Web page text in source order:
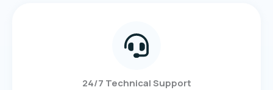
24/7 Technical Support